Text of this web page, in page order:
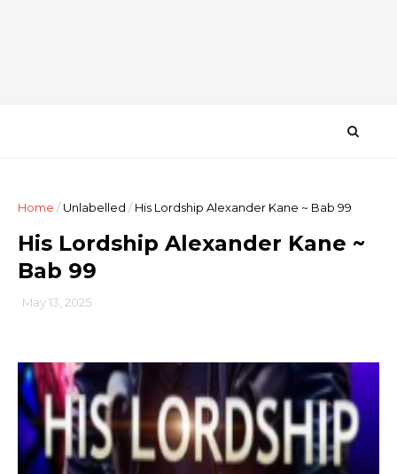
Home /Unlabelled / His Lordship Alexander Kane ~ Bab 99
His Lordship Alexander Kane ~
Bab 99
May 13, 2025